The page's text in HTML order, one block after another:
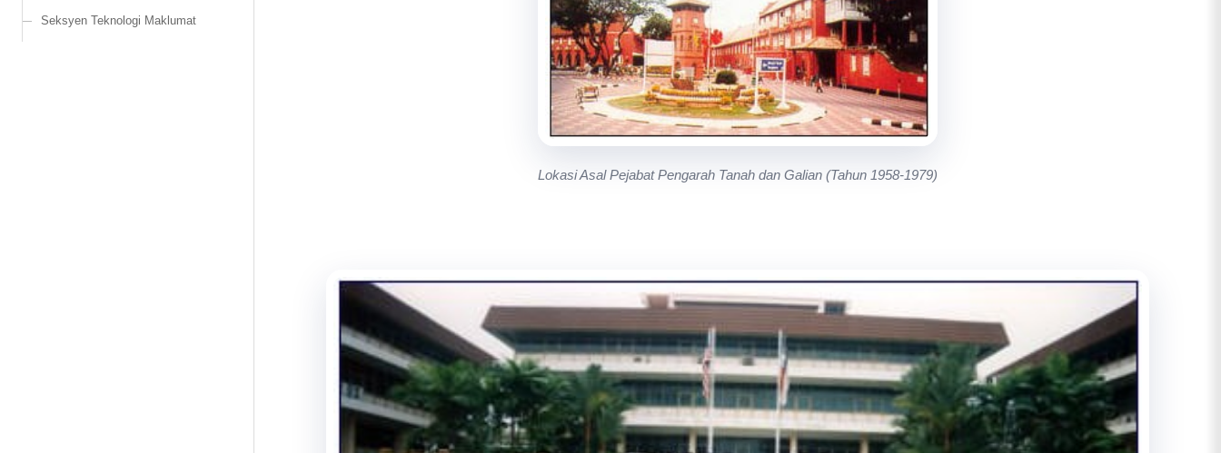
Seksyen Teknologi Maklumat
Lokasi Asal Pejabat Pengarah Tanah dan Galian (Tahun 1958-1979)